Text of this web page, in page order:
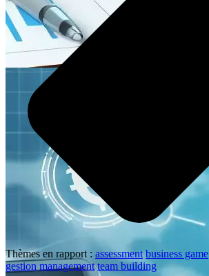
Thèmes en rapport : assessment business game
gestion management team building